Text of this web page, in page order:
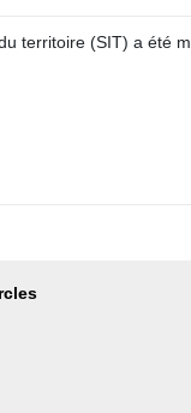
territoire (SIT) a été